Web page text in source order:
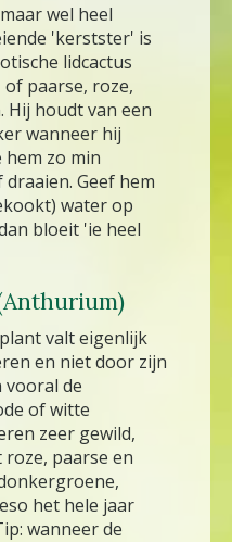
wel heel
'kerstster' is
lidcactus
paarse, roze,
Hij houdt van een
wanneer hij
zo min
Geef hem
water op
bloeit 'ie heel
valt eigenlijk
en niet door zijn
vooral de
of witte
zeer gewild,
paarse en
het hele jaar
wanneer de